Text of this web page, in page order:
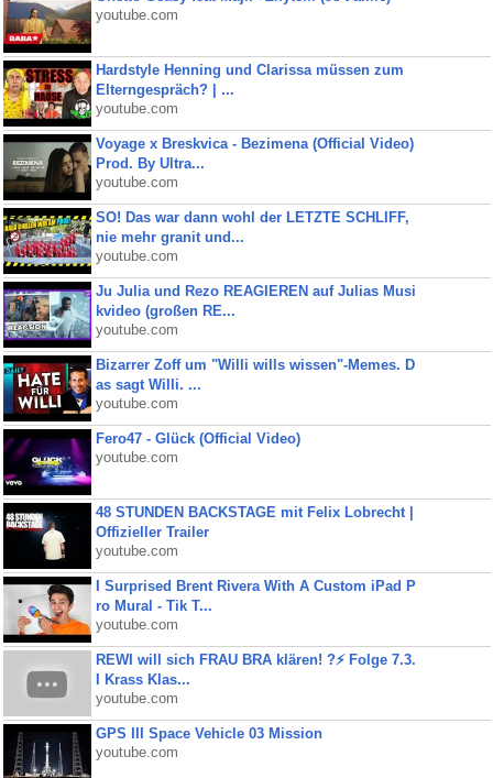
youtube.com
Hardstyle Henning und Clarissa müssen zum
Elterngespräch? | ...
youtube.com
Voyage x Breskvica - Bezimena (Official Video)
Prod. By Ultra...
youtube.com
SO! Das war dann wohl der LETZTE SCHLIFF,
nie mehr granit und...
youtube.com
Ju Julia und Rezo REAGIEREN auf Julias Musi
kvideo (großen RE...
youtube.com
Bizarrer Zoff um "Willi wills wissen"-Memes. D
as sagt Willi. ...
youtube.com
Fero47 - Glück (Official Video)
youtube.com
48 STUNDEN BACKSTAGE mit Felix Lobrecht |
Offizieller Trailer
youtube.com
I Surprised Brent Rivera With A Custom iPad P
ro Mural - Tik T...
youtube.com
REWI will sich FRAU BRA klären! ?⚡️ Folge 7.3.
I Krass Klas...
youtube.com
GPS III Space Vehicle 03 Mission
youtube.com